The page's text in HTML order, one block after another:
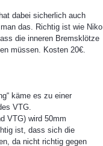
dabei sicherlich auch
das. Richtig ist wie Niko
die inneren Bremsklötze
müssen. Kosten 20€.
käme es zu einer
VTG.
VTG) wird 50mm
ist, dass sich die
da nicht richtig gegen